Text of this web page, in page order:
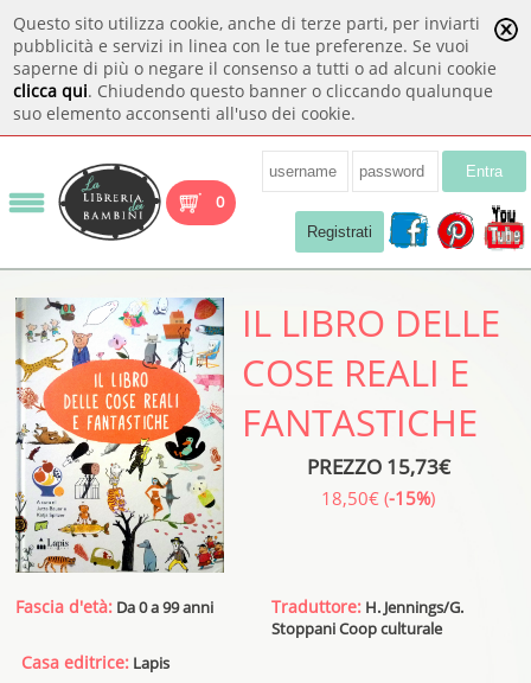
Questo sito utilizza cookie, anche di terze parti, per inviarti
pubblicità e servizi in linea con le tue preferenze. Se vuoi
saperne di più o negare il consenso a tutti o ad alcuni cookie
clicca qui. Chiudendo questo banner o cliccando qualunque
suo elemento acconsenti all'uso dei cookie.
0
Entra
Registrati
IL LIBRO DELLE
COSE REALI E
FANTASTICHE
PREZZO 15,73€
18,50€ (-15%)
Fascia d'età: Da 0 a 99 anni Traduttore: H. Jennings/G.
Stoppani Coop culturale
Casa editrice: Lapis